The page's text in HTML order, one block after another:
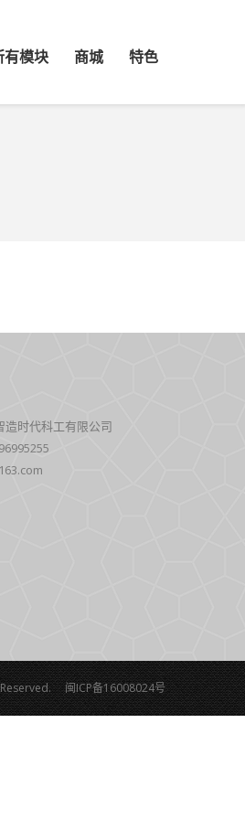
有模块 商城 特色
造时代科工有限公司
Reserved.闽ICP备16008024号